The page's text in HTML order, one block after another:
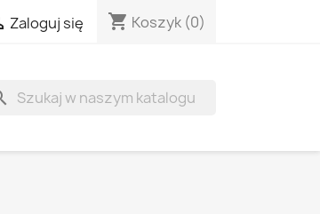
Zaloguj się shopping_cart Koszyk (0)